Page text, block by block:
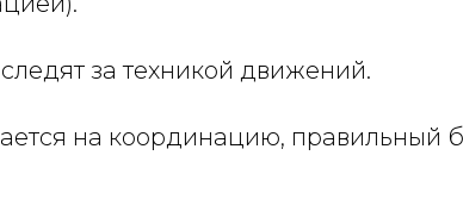
за техникой движений.
на координацию, правильный